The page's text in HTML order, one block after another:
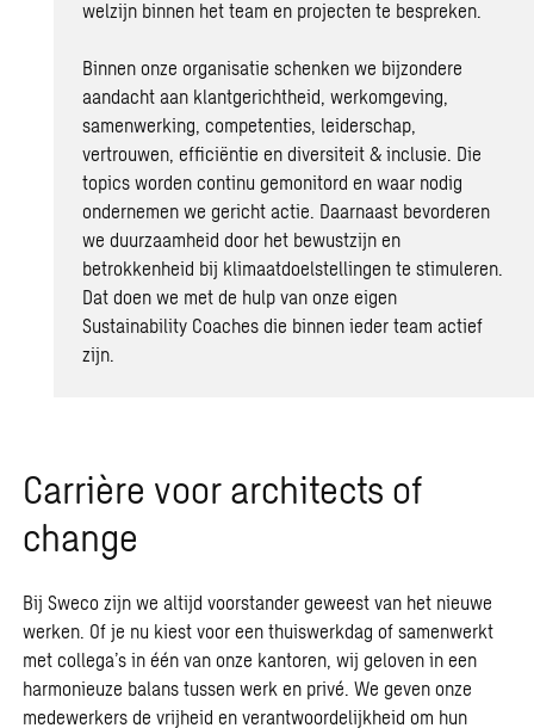
welzijn binnen het team en projecten te bespreken.
Binnen onze organisatie schenken we bijzondere
aandacht aan klantgerichtheid, werkomgeving,
samenwerking, competenties, leiderschap,
vertrouwen, efficiëntie en diversiteit & inclusie. Die
topics worden continu gemonitord en waar nodig
ondernemen we gericht actie. Daarnaast bevorderen
weduurzaamheid door het bewustzijn en
betrokkenheid bij klimaatdoelstellingen te stimuleren.
Dat doen we met de hulp van onze eigen
Sustainability Coaches die binnen ieder team actief
zijn.
Carrière voor architects of
change
Bij Sweco zijn we altijd voorstander geweest van het nieuwe
werken. Of je nu kiest voor een thuiswerkdag of samenwerkt
met collega’s in één van onze kantoren, wij geloven in een
harmonieuze balans tussen werk en privé. We geven onze
medewerkers de vrijheid en verantwoordelijkheid om hun